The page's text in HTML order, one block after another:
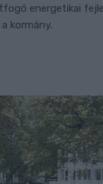
energetikai
a kormány.